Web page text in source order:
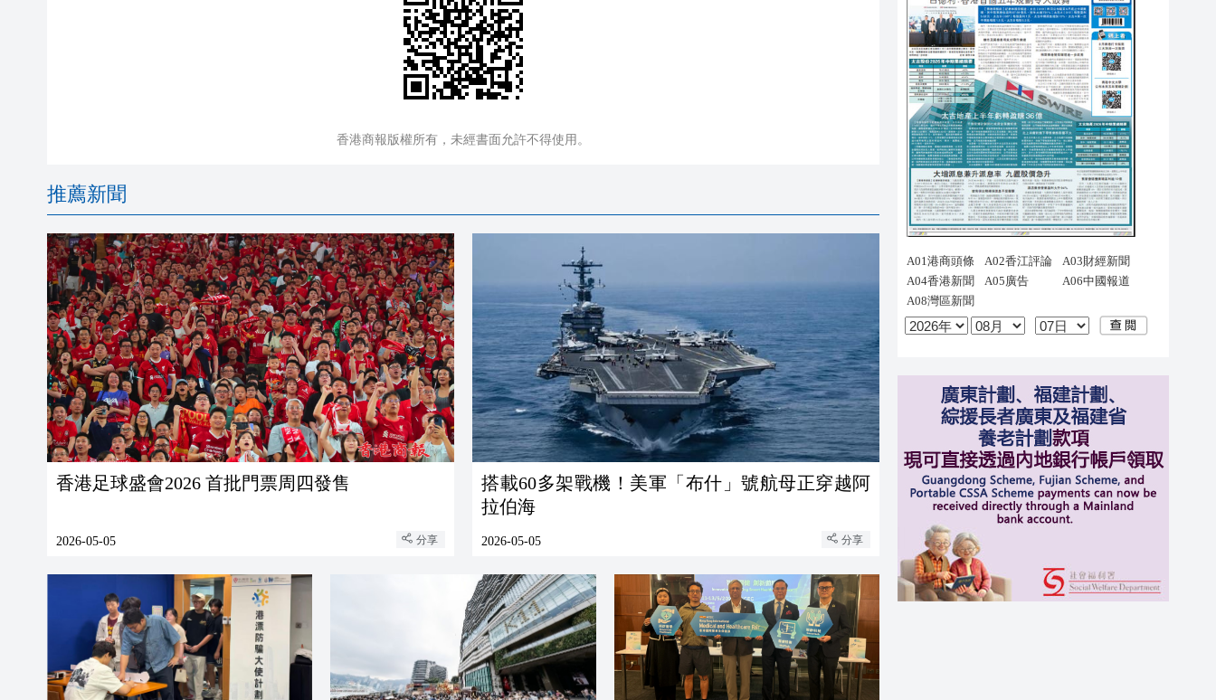
香港商報版權所有，未經書面允許不得使用。
推薦新聞
香港足球盛會2026 首批門票周四發售
2026-05-05 分享
搭載60多架戰機！美軍「布什」號航母正穿越阿
拉伯海
2026-05-05 分享